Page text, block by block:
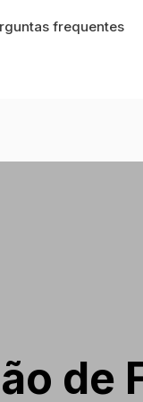
frequentes
de